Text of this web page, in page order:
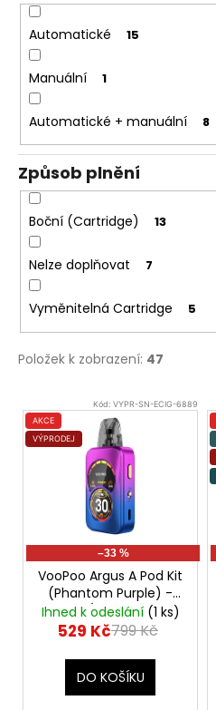
Automatické 15
Manuální 1
Automatické + manuální 8
Způsob plnění
Boční (Cartridge) 13
Nelze doplňovat 7
Vyměnitelná Cartridge 5
Položek k zobrazení: 47
V
ý
p
o
Kód: VYPR-SN-ECIG-6889
AKCE
VÝPRODEJ
–33 %
VooPoo Argus A Pod Kit
(Phantom Purple) -
VÝPRODEJ
Ihned k odeslání (1 ks)
529 Kč799 Kč
DO KOŠÍKU